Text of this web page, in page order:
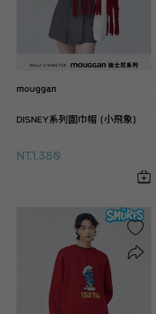
mouggan
DISNEY系列圍巾帽 (小飛象)
NT.1,380